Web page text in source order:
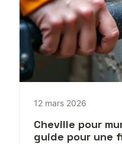
12 mars 2026
Cheville pour
guide pour une